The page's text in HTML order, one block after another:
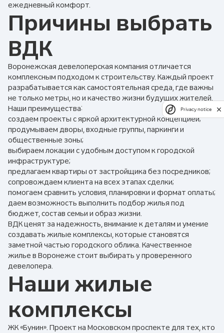
ежедневный комфорт.
Причины выбрать
ВДК
Воронежская девелоперская компания отличается
комплексным подходом к строительству. Каждый проект
разрабатывается как самостоятельная среда, где важны
не только метры, но и качество жизни будущих жителей.
Наши преимущества:
создаем проекты с яркой архитектурной концепцией;
продумываем дворы, входные группы, паркинги и
общественные зоны;
выбираем локации с удобным доступом к городской
инфраструктуре;
предлагаем квартиры от застройщика без посредников;
сопровождаем клиента на всех этапах сделки;
помогаем сравнить условия, планировки и формат оплаты;
даем возможность выполнить подбор жилья под
бюджет, состав семьи и образ жизни.
ВДК ценят за надежность, внимание к деталям и умение
создавать жилые комплексы, которые становятся
заметной частью городского облика. Качественное
жилье в Воронеже стоит выбирать у проверенного
девелопера.
Наши жилые
комплексы
ЖК «Бунин». Проект на Московском проспекте для тех, кто
Privacy notice